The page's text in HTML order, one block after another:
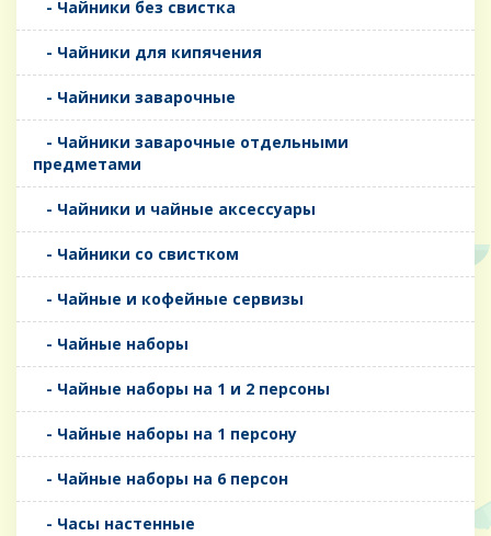
- Чайники без свистка
- Чайники для кипячения
- Чайники заварочные
- Чайники заварочные отдельными
предметами
- Чайники и чайные аксессуары
- Чайники со свистком
- Чайные и кофейные сервизы
- Чайные наборы
- Чайные наборы на 1 и 2 персоны
- Чайные наборы на 1 персону
- Чайные наборы на 6 персон
- Часы настенные